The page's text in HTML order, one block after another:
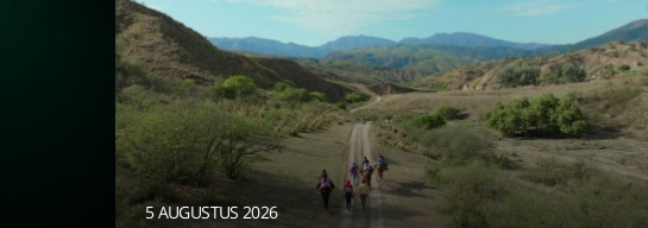
5 AUGUSTUS 2026